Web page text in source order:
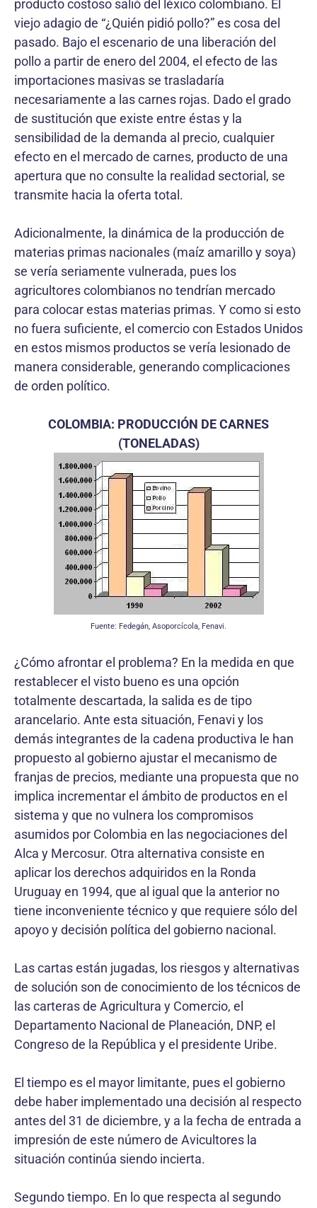
producto costoso salió del léxico colombiano. El
viejo adagio de “¿Quién pidió pollo?” es cosa del
pasado. Bajo el escenario de una liberación del
pollo a partir de enero del 2004, el efecto de las
importaciones masivas se trasladaría
necesariamente a las carnes rojas. Dado el grado
de sustitución que existe entre éstas y la
sensibilidad de la demanda al precio, cualquier
efecto en el mercado de carnes, producto de una
apertura que no consulte la realidad sectorial, se
transmite hacia la oferta total.
Adicionalmente, la dinámica de la producción de
materias primas nacionales (maíz amarillo y soya)
se vería seriamente vulnerada, pues los
agricultores colombianos no tendrían mercado
para colocar estas materias primas. Y como si esto
no fuera suficiente, el comercio con Estados Unidos
en estos mismos productos se vería lesionado de
manera considerable, generando complicaciones
de orden político.
COLOMBIA: PRODUCCIÓN DE CARNES
(TONELADAS)
Fuente: Fedegán, Asoporcícola, Fenavi.
¿Cómo afrontar el problema? En la medida en que
restablecer el visto bueno es una opción
totalmente descartada, la salida es de tipo
arancelario. Ante esta situación, Fenavi y los
demás integrantes de la cadena productiva le han
propuesto al gobierno ajustar el mecanismo de
franjas de precios, mediante una propuesta que no
implica incrementar el ámbito de productos en el
sistema y que no vulnera los compromisos
asumidos por Colombia en las negociaciones del
Alca y Mercosur. Otra alternativa consiste en
aplicar los derechos adquiridos en la Ronda
Uruguay en 1994, que al igual que la anterior no
tiene inconveniente técnico y que requiere sólo del
apoyo y decisión política del gobierno nacional.
Las cartas están jugadas, los riesgos y alternativas
de solución son de conocimiento de los técnicos de
las carteras de Agricultura y Comercio, el
Departamento Nacional de Planeación, DNP, el
Congreso de la República y el presidente Uribe.
El tiempo es el mayor limitante, pues el gobierno
debe haber implementado una decisión al respecto
antes del 31 de diciembre, y a la fecha de entrada a
impresión de este número de Avicultores la
situación continúa siendo incierta.
Segundo tiempo. En lo que respecta al segundo